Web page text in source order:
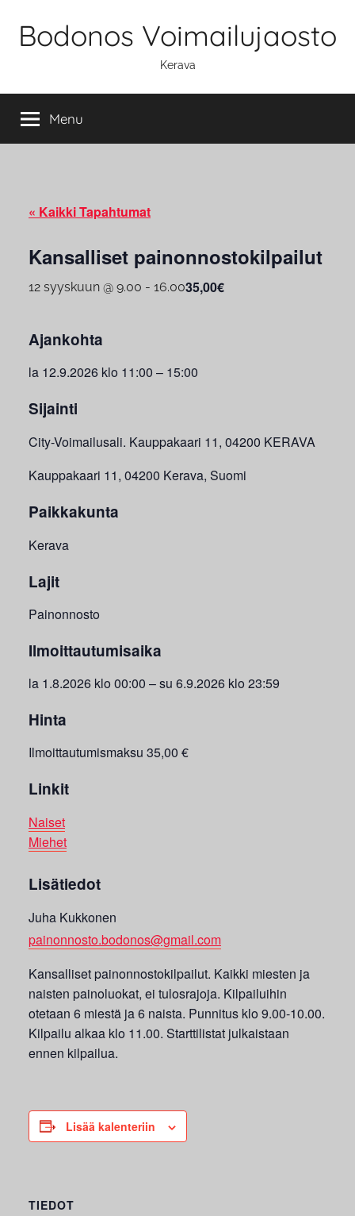
Bodonos Voimailujaosto
Kerava
Menu
« Kaikki Tapahtumat
Kansalliset painonnostokilpailut
12 syyskuun @ 9.00 - 16.0035,00€
Ajankohta
la 12.9.2026 klo 11:00 – 15:00
Sijainti
City-Voimailusali. Kauppakaari 11, 04200 KERAVA
Kauppakaari 11, 04200 Kerava, Suomi
Paikkakunta
Kerava
Lajit
Painonnosto
Ilmoittautumisaika
la 1.8.2026 klo 00:00 – su 6.9.2026 klo 23:59
Hinta
Ilmoittautumismaksu 35,00 €
Linkit
Naiset
Miehet
Lisätiedot
Juha Kukkonen
painonnosto.bodonos@gmail.com
Kansalliset painonnostokilpailut. Kaikki miesten ja
naisten painoluokat, ei tulosrajoja. Kilpailuihin
otetaan 6 miestä ja 6 naista. Punnitus klo 9.00-10.00.
Kilpailu alkaa klo 11.00. Starttilistat julkaistaan
ennen kilpailua.
Lisää kalenteriin
TIEDOT